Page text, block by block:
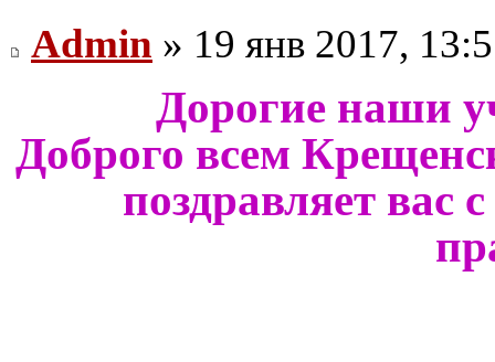
Admin » 19 янв 2017,
Дорогие наши
Доброго всем
поздравляет